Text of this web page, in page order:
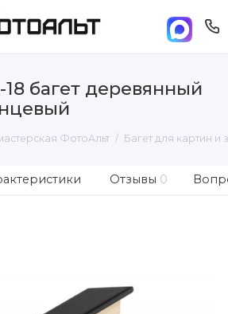
багет деревянный
ФотоАльт Багет для картин и
Отзывы 0